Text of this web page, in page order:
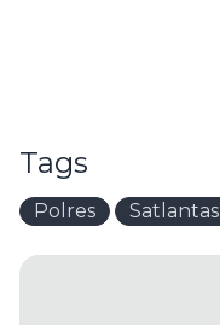
Tags
Polres Satlantas